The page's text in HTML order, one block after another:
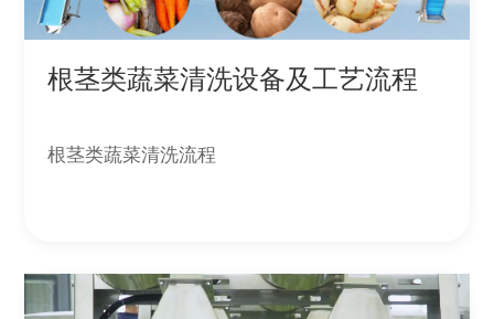
根茎类蔬菜清洗设备及工艺流程
根茎类蔬菜清洗流程